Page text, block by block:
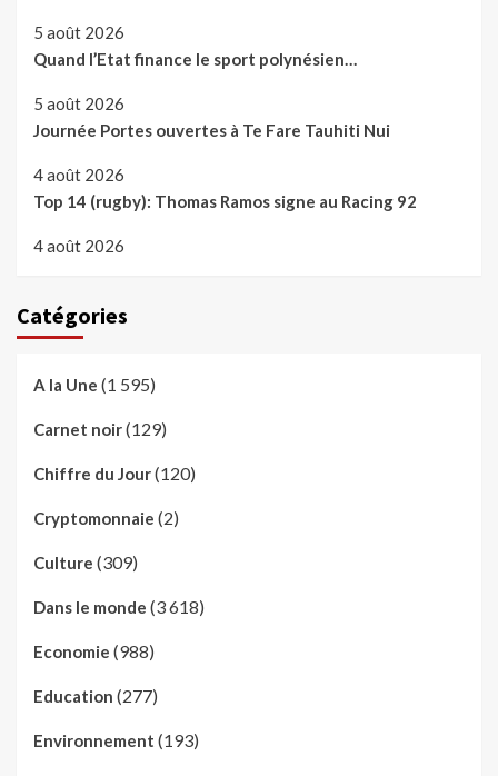
5 août 2026
Quand l’Etat finance le sport polynésien…
5 août 2026
Journée Portes ouvertes à Te Fare Tauhiti Nui
4 août 2026
Top 14 (rugby): Thomas Ramos signe au Racing 92
4 août 2026
Catégories
A la Une (1 595)
Carnet noir(129)
Chiffre du Jour(120)
Cryptomonnaie (2)
Culture (309)
Dans le monde (3 618)
Economie (988)
Education (277)
Environnement (193)